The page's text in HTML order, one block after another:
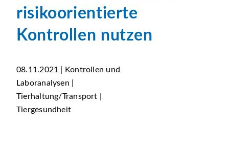
risikoorientierte
Kontrollen nutzen
08.11.2021 | Kontrollen und
Laboranalysen |
Tierhaltung/Transport |
Tiergesundheit